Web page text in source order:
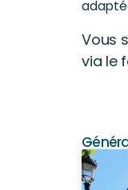
Vous
via le